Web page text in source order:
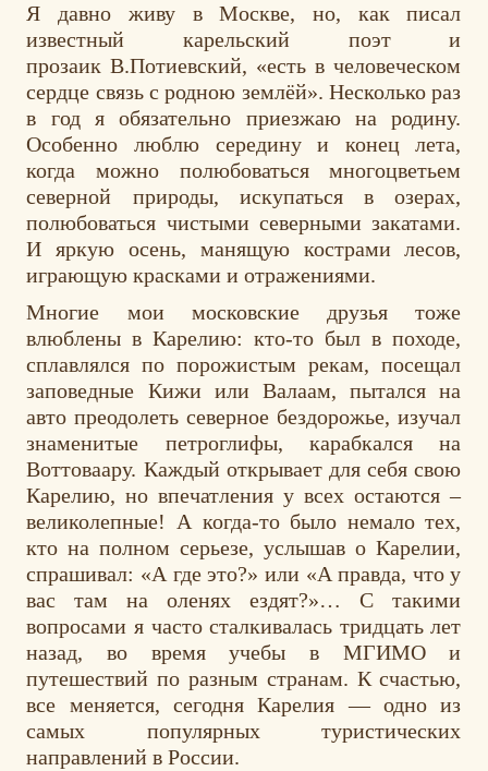
Я давно живу в Москве, но, как писал
известный карельский поэт и
прозаик В.Потиевский, «есть в человеческом
сердце связь с родною землёй». Несколько раз
в год я обязательно приезжаю на родину.
Особенно люблю середину и конец лета,
когда можно полюбоваться многоцветьем
северной природы, искупаться в озерах,
полюбоваться чистыми северными закатами.
И яркую осень, манящую кострами лесов,
играющую красками и отражениями.
Многие мои московские друзья тоже
влюблены в Карелию: кто-то был в походе,
сплавлялся по порожистым рекам, посещал
заповедные Кижи или Валаам, пытался на
авто преодолеть северное бездорожье, изучал
знаменитые петроглифы, карабкался на
Воттоваару. Каждый открывает для себя свою
Карелию, но впечатления у всех остаются –
великолепные! А когда-то было немало тех,
кто на полном серьезе, услышав о Карелии,
спрашивал: «А где это?» или «А правда, что у
вас там на оленях ездят?»… С такими
вопросами я часто сталкивалась тридцать лет
назад, во время учебы в МГИМО и
путешествий по разным странам. К счастью,
все меняется, сегодня Карелия — одно из
самых популярных туристических
направлений в России.